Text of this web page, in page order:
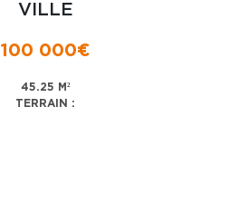
VILLE
100 000€
45.25 M²
TERRAIN :